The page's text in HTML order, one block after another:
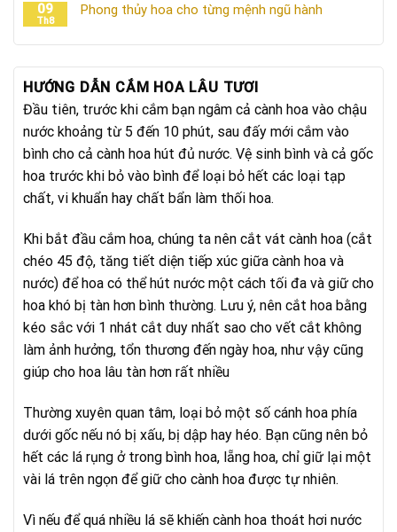
09
Th8
Phong thủy hoa cho từng mệnh ngũ hành
HƯỚNG DẪN CẮM HOA LÂU TƯƠI
Đầu tiên, trước khi cắm bạn ngâm cả cành hoa vào chậu
nước khoảng từ 5 đến 10 phút, sau đấy mới cắm vào
bình cho cả cành hoa hút đủ nước. Vệ sinh bình và cả gốc
hoa trước khi bỏ vào bình để loại bỏ hết các loại tạp
chất, vi khuẩn hay chất bẩn làm thối hoa.
Khi bắt đầu cắm hoa, chúng ta nên cắt vát cành hoa (cắt
chéo 45 độ, tăng tiết diện tiếp xúc giữa cành hoa và
nước) để hoa có thể hút nước một cách tối đa và giữ cho
hoa khó bị tàn hơn bình thường. Lưu ý, nên cắt hoa bằng
kéo sắc với 1 nhát cắt duy nhất sao cho vết cắt không
làm ảnh hưởng, tổn thương đến ngày hoa, như vậy cũng
giúp cho hoa lâu tàn hơn rất nhiều
Thường xuyên quan tâm, loại bỏ một số cánh hoa phía
dưới gốc nếu nó bị xấu, bị dập hay héo. Bạn cũng nên bỏ
hết các lá rụng ở trong bình hoa, lẵng hoa, chỉ giữ lại một
vài lá trên ngọn để giữ cho cành hoa được tự nhiên.
Vì nếu để quá nhiều lá sẽ khiến cành hoa thoát hơi nước